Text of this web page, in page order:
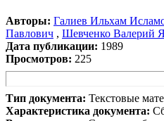
Авторы: Галиев Ильхам
Павлович , Шевченко Валерий
Дата публикации: 1989
Просмотров: 225
Тип документа: Текстовые
Характеристика документа: